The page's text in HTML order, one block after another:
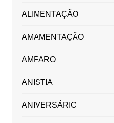
ALIMENTAÇÃO
AMAMENTAÇÃO
AMPARO
ANISTIA
ANIVERSÁRIO